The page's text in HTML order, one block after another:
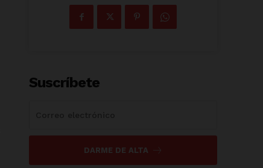
Suscríbete
DARME DE ALTA